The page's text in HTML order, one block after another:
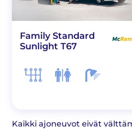
Family Standard
Sunlight T67
Kaikki ajoneuvot eivät